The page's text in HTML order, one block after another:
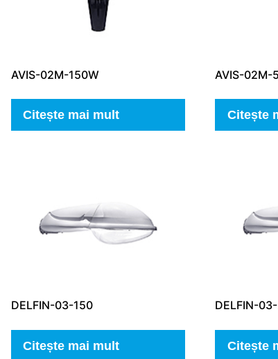
AVIS-02M-150W
Citește mai mult
AVIS-02M-
Citește
DELFIN-03-150
Citește mai mult
DELFIN-
Citește